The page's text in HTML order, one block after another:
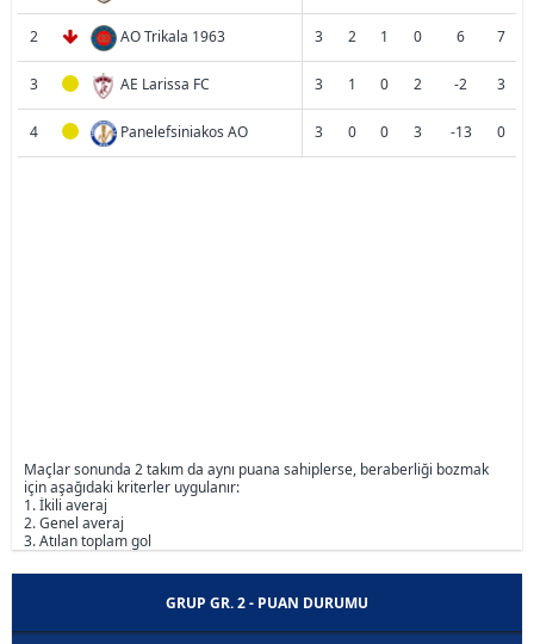
2 AO Trikala 1963 3 2 1 0 6 7
3 AE Larissa FC 3 1 0 2 -2 3
4 Panelefsiniakos AO 3 0 0 3 -13 0
Maçlar sonunda 2 takım da aynı puana sahiplerse, beraberliği bozmak
için aşağıdaki kriterler uygulanır:
1. İkili averaj
2. Genel averaj
3. Atılan toplam gol
GRUP GR. 2 - PUAN DURUMU